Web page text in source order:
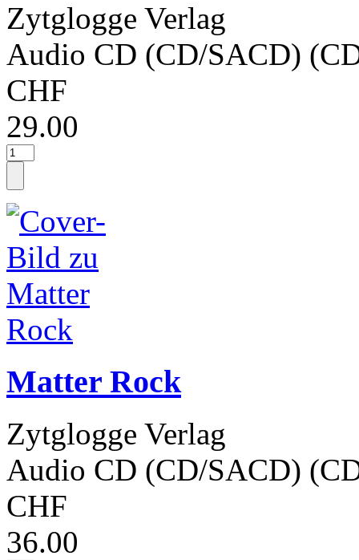
Zytglogge Verlag
Audio CD (CD/SACD)
CHF
29.00
Matter Rock
Zytglogge Verlag
Audio CD (CD/SACD)
CHF
36.00